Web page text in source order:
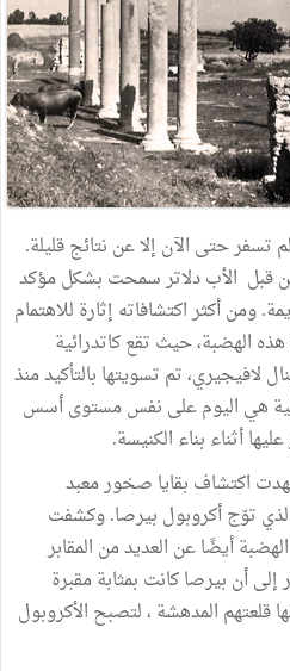
حتى الآن إلا عن نتائج قليلة.
قبل الأب دلاتر سمحت بشكل مؤكد
أكثر اكتشافاته إثارة للاهتمام
الهضبة، حيث تقع كاتدرائية
لافيجيري، تم تسويتها بالتأكيد منذ
هي اليوم على نفس مستوى أسس
أثناء بناء الكنيسة.
اكتشاف بقايا صخور معبد
توّج أكروبول بيرصا. وكشفت
أيضًا عن العديد من المقابر
إلى أن بيرصا كانت بمثابة مقبرة
قلعتهم المدهشة ، لتصبح الأكروبول